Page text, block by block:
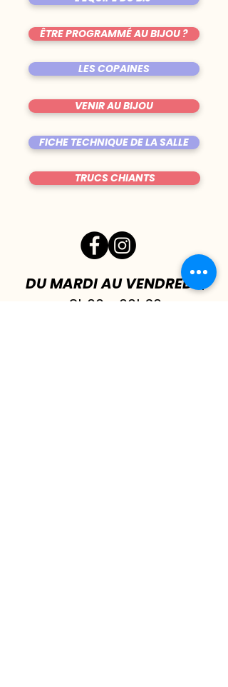
ÊTRE PROGRAMMÉ AU BIJOU ?
LES COPAINES
VENIR AU BIJOU
FICHE TECHNIQUE DE LA SALLE
TRUCS CHIANTS
DU MARDI AU VENDREDI |
8h00 - 00h30